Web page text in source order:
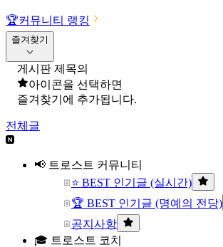
🏆커뮤니티 랭킹
즐겨찾기
게시판 제목의
아이콘을 선택하면
즐겨찾기에 추가됩니다.
전체글
📢 트로스트 커뮤니티
⭐ BEST 인기글 (실시간)
🏆 BEST 인기글 (명예의 전당)
공지사항
🎓 트로스트 코치